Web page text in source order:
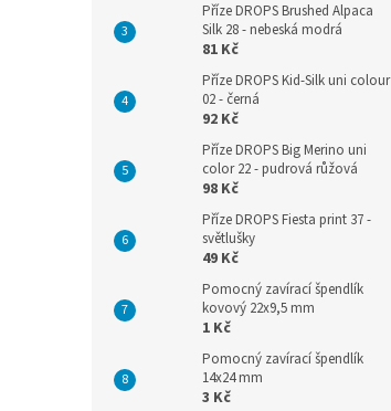
Příze DROPS Brushed Alpaca
Silk 28 - nebeská modrá
81 Kč
Příze DROPS Kid-Silk uni colour
02 - černá
92 Kč
Příze DROPS Big Merino uni
color 22 - pudrová růžová
98 Kč
Příze DROPS Fiesta print 37 -
světlušky
49 Kč
Pomocný zavírací špendlík
kovový 22x9,5 mm
1 Kč
Pomocný zavírací špendlík
14x24 mm
3 Kč